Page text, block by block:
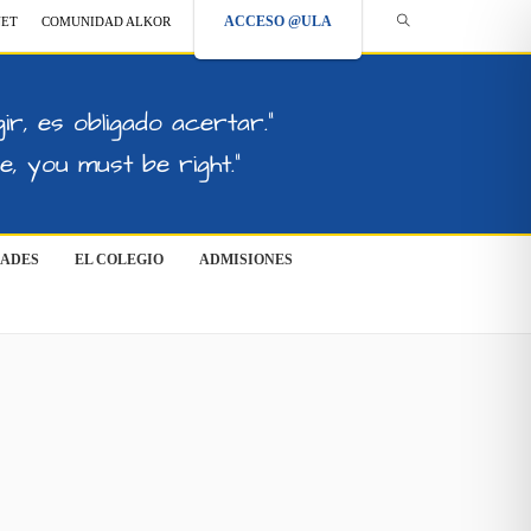
COMUNIDAD ALKOR ACCESO @ULA
es obligado acertar."
you must be right."
EL COLEGIO ADMISIONES